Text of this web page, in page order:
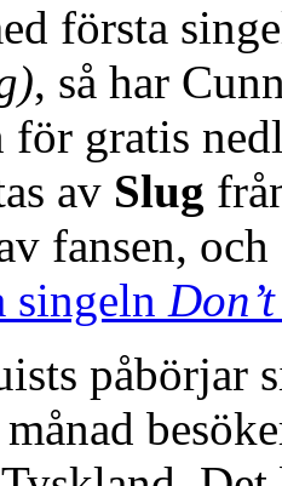
första
, så har
för gratis
av Slug
fansen,
singeln
påbörjar